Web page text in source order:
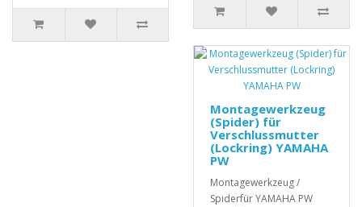
Montagewerkzeug
(Spider) für
Verschlussmutter
(Lockring) YAMAHA
PW
Montagewerkzeug /
Spiderfür YAMAHA PW